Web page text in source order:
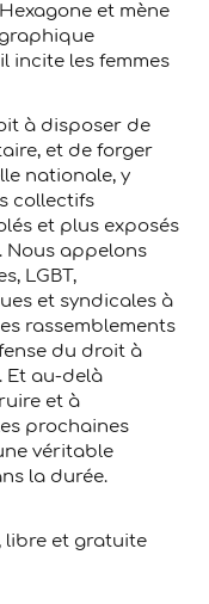
et mène
incite les femmes
à disposer de
et de forger
nationale, y
collectifs
et plus exposés
Nous appelons
LGBT,
et syndicales à
rassemblements
du droit à
Et au-delà
et à
prochaines
véritable
la durée.
libre et gratuite